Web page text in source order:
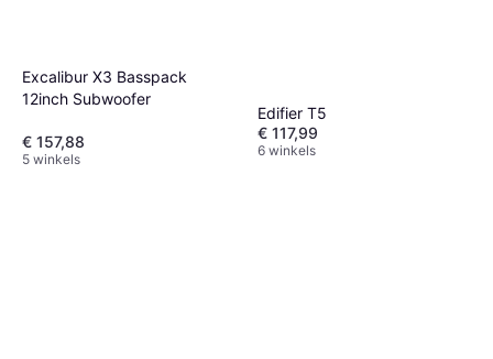
Excalibur X3 Basspack
12inch Subwoofer
€ 157,88
5 winkels
Edifier T5
€ 117,99
6 winkels